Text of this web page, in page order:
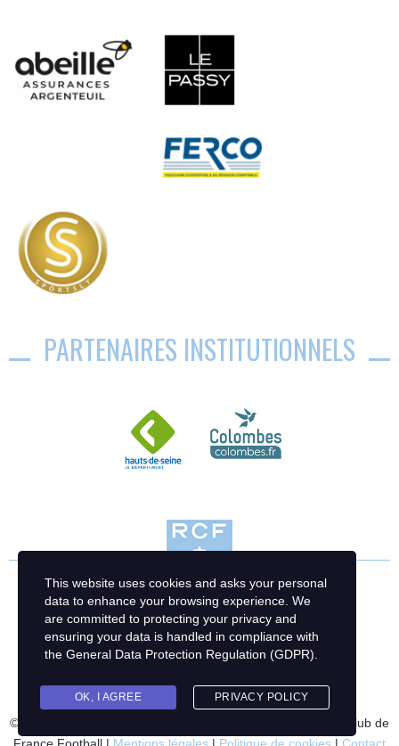
PARTENAIRES INSTITUTIONNELS
© 2023 Racing Club de France Football | Création : Racing Club de
France Football | Mentions légales | Politique de cookies | Contact
This website uses cookies and asks your personal
data to enhance your browsing experience. We
are committed to protecting your privacy and
ensuring your data is handled in compliance with
the General Data Protection Regulation (GDPR)
OK, I AGREE PRIVACY POLICY